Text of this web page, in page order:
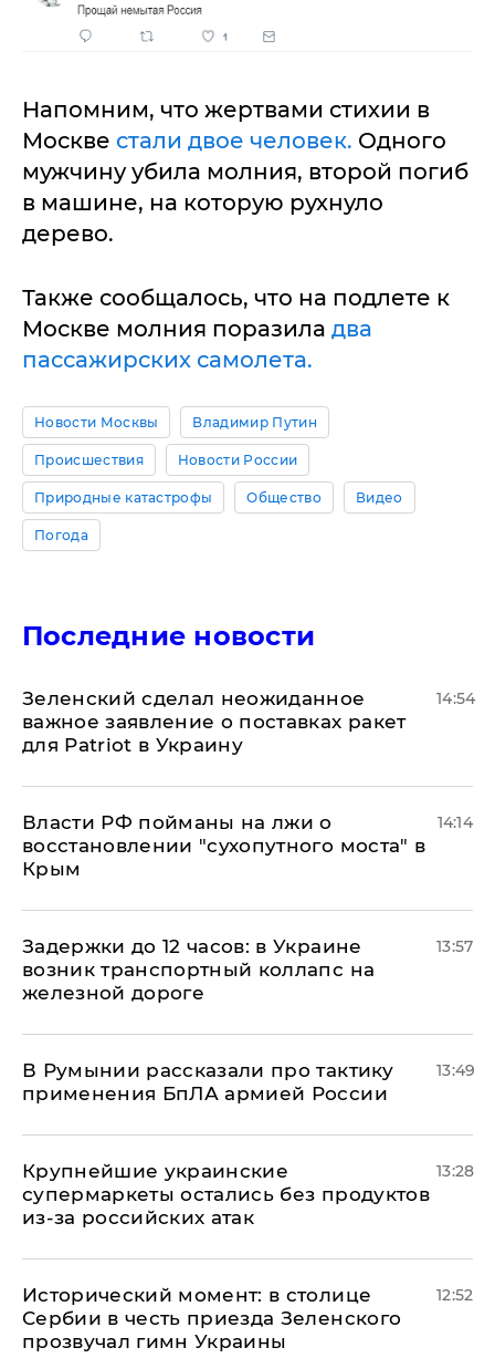
Напомним, что жертвами стихии в
Москве стали двое человек. Одного
мужчину убила молния, второй погиб
в машине, на которую рухнуло
дерево.
Также сообщалось, что на подлете к
Москве молния поразила два
пассажирских самолета.
Новости Москвы Владимир Путин
Происшествия Новости России
Природные катастрофы Общество Видео
Погода
Последние новости
Зеленский сделал неожиданное
важное заявление о поставках ракет
для Patriot в Украину
14:54
Власти РФ пойманы на лжи о
восстановлении "сухопутного моста" в
Крым
14:14
Задержки до 12 часов: в Украине
возник транспортный коллапс на
железной дороге
13:57
В Румынии рассказали про тактику
применения БпЛА армией России
13:49
Крупнейшие украинские
супермаркеты остались без продуктов
из-за российских атак
13:28
Исторический момент: в столице
Сербии в честь приезда Зеленского
прозвучал гимн Украины
12:52